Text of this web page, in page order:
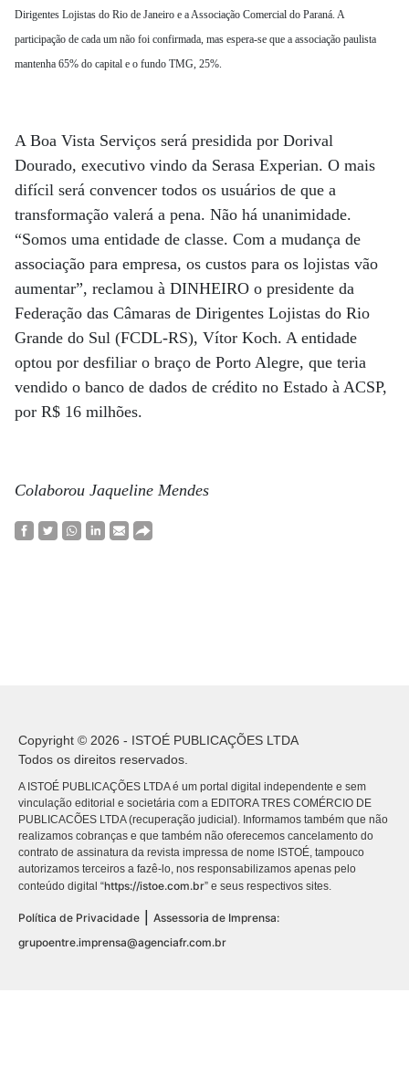
Dirigentes Lojistas do Rio de Janeiro e a Associação Comercial do Paraná. A
participação de cada um não foi confirmada, mas espera-se que a associação paulista
mantenha 65% do capital e o fundo TMG, 25%.
A Boa Vista Serviços será presidida por Dorival
Dourado, executivo vindo da Serasa Experian. O mais
difícil será convencer todos os usuários de que a
transformação valerá a pena. Não há unanimidade.
“Somos uma entidade de classe. Com a mudança de
associação para empresa, os custos para os lojistas vão
aumentar”, reclamou à DINHEIRO o presidente da
Federação das Câmaras de Dirigentes Lojistas do Rio
Grande do Sul (FCDL-RS), Vítor Koch. A entidade
optou por desfiliar o braço de Porto Alegre, que teria
vendido o banco de dados de crédito no Estado à ACSP,
por R$ 16 milhões.
Colaborou Jaqueline Mendes
Copyright © 2026 - ISTOÉ PUBLICAÇÕES LTDA
Todos os direitos reservados.
A ISTOÉ PUBLICAÇÕES LTDA é um portal digital independente e sem
vinculação editorial e societária com a EDITORA TRES COMÉRCIO DE
PUBLICACÕES LTDA (recuperação judicial). Informamos também que não
realizamos cobranças e que também não oferecemos cancelamento do
contrato de assinatura da revista impressa de nome ISTOÉ, tampouco
autorizamos terceiros a fazê-lo, nos responsabilizamos apenas pelo
conteúdo digital “https://istoe.com.br” e seus respectivos sites.
Política de Privacidade | Assessoria de Imprensa:
grupoentre.imprensa@agenciafr.com.br